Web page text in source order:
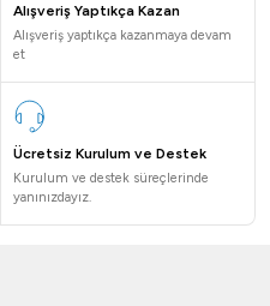
Alışveriş Yaptıkça Kazan
Alışveriş yaptıkça kazanmaya devam
et
Ücretsiz Kurulum ve Destek
Kurulum ve destek süreçlerinde
yanınızdayız.